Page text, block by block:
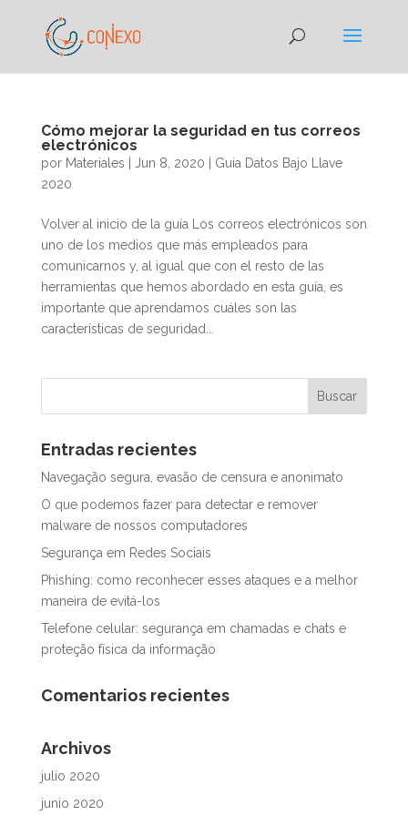
Cómo mejorar la seguridad en tus correos
electrónicos
por Materiales Jun 8, 2020
Guia Datos Bajo Llave
2020
Volver al inicio de la guía Los correos electrónicos son
uno de los medios que más empleados para
comunicarnos y, al igual que con el resto de las
herramientas que hemos abordado en esta guía, es
importante que aprendamos cuáles son las
características de seguridad...
Entradas recientes
Navegação segura, evasão de censura e anonimato
O que podemos fazer para detectar e remover
malware de nossos computadores
Segurança em Redes Sociais
Phishing: como reconhecer esses ataques e a melhor
maneira de evitá-los
Telefone celular: segurança em chamadas e chats e
proteção física da informação
Comentarios recientes
Archivos
julio 2020
junio 2020